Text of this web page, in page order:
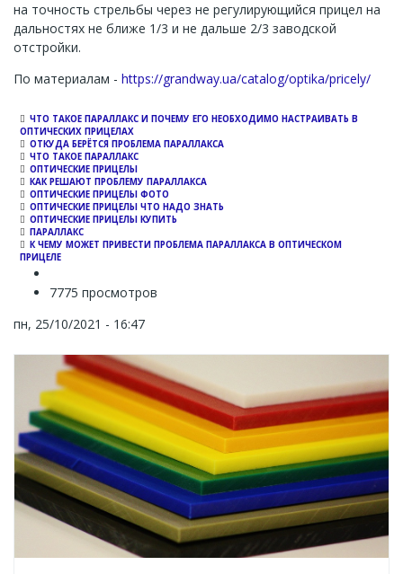
на точность стрельбы через не регулирующийся прицел на
дальностях не ближе 1/3 и не дальше 2/3 заводской
отстройки.
По материалам - https://grandway.ua/catalog/optika/pricely/
ЧТО ТАКОЕ ПАРАЛЛАКС И ПОЧЕМУ ЕГО НЕОБХОДИМО НАСТРАИВАТЬ В
ОПТИЧЕСКИХ ПРИЦЕЛАХ
ОТКУДА БЕРЁТСЯ ПРОБЛЕМА ПАРАЛЛАКСА
ЧТО ТАКОЕ ПАРАЛЛАКС
ОПТИЧЕСКИЕ ПРИЦЕЛЫ
КАК РЕШАЮТ ПРОБЛЕМУ ПАРАЛЛАКСА
ОПТИЧЕСКИЕ ПРИЦЕЛЫ ФОТО
ОПТИЧЕСКИЕ ПРИЦЕЛЫ ЧТО НАДО ЗНАТЬ
ОПТИЧЕСКИЕ ПРИЦЕЛЫ КУПИТЬ
ПАРАЛЛАКС
К ЧЕМУ МОЖЕТ ПРИВЕСТИ ПРОБЛЕМА ПАРАЛЛАКСА В ОПТИЧЕСКОМ
ПРИЦЕЛЕ
7775 просмотров
пн, 25/10/2021 - 16:47